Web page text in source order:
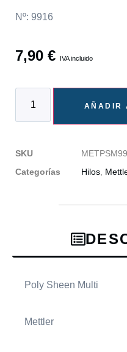
Nº: 9916
7,90 € IVA incluido
AÑADIR
SKU
Categorías
Hilos
Poly Sheen Multi
Mettler